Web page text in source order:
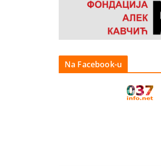
Na Facebook-u